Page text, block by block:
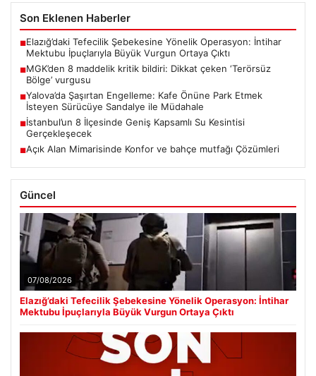
Son Eklenen Haberler
■Elazığ’daki Tefecilik Şebekesine Yönelik Operasyon: İntihar
Mektubu İpuçlarıyla Büyük Vurgun Ortaya Çıktı
■MGK’den 8 maddelik kritik bildiri: Dikkat çeken ‘Terörsüz
Bölge’ vurgusu
■Yalova’da Şaşırtan Engelleme: Kafe Önüne Park Etmek
İsteyen Sürücüye Sandalye ile Müdahale
■İstanbul’un 8 İlçesinde Geniş Kapsamlı Su Kesintisi
Gerçekleşecek
■Açık Alan Mimarisinde Konfor ve bahçe mutfağı Çözümleri
Güncel
07/08/2026
Elazığ’daki Tefecilik Şebekesine Yönelik Operasyon: İntihar
Mektubu İpuçlarıyla Büyük Vurgun Ortaya Çıktı